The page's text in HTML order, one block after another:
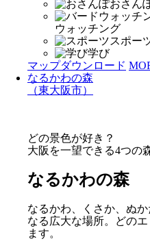
おさん
ウォッチング
スポー
学び
マップダウンロード
なるかわの森
（東大阪市）
どの景色が好き？
大阪を一望できる4つの
なるかわの森
なるかわ、くさか、ぬ
なる広大な場所。どの
ます。